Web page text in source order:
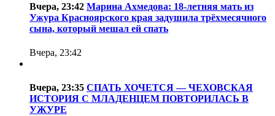
Вчера, 23:42 Марина Ахмедова: 18-летняя мать из
Ужура Красноярского края задушила трёхмесячного
сына, который мешал ей спать
Вчера, 23:42
Вчера, 23:35 СПАТЬ ХОЧЕТСЯ — ЧЕХОВСКАЯ
ИСТОРИЯ С МЛАДЕНЦЕМ ПОВТОРИЛАСЬ В
УЖУРЕ